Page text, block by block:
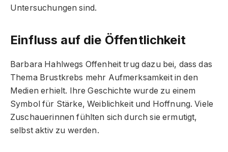
Untersuchungen sind.
Einfluss auf die Öffentlichkeit
Barbara Hahlwegs Offenheit trug dazu bei, dass das
Thema Brustkrebs mehr Aufmerksamkeit in den
Medien erhielt. Ihre Geschichte wurde zu einem
Symbol für Stärke, Weiblichkeit und Hoffnung. Viele
Zuschauerinnen fühlten sich durch sie ermutigt,
selbst aktiv zu werden.